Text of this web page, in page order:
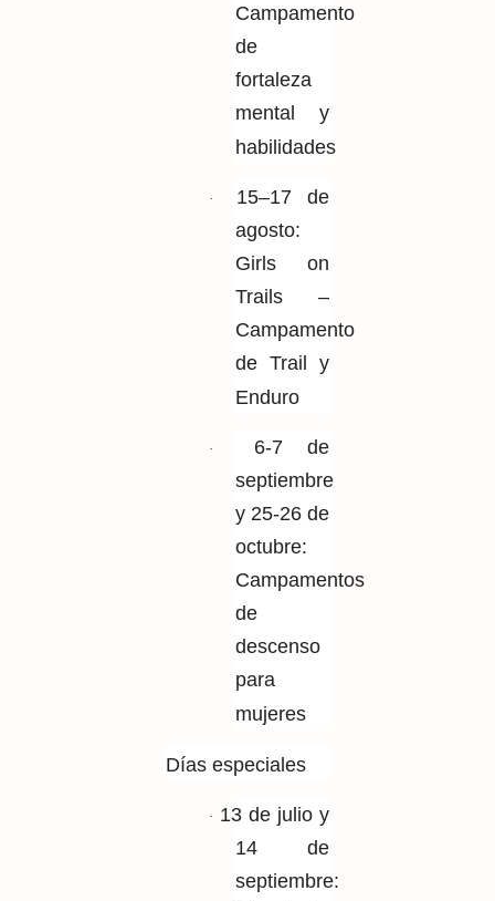
Campamento
de
fortaleza
mental y
habilidades
·
15–17 de
agosto:
Girls on
Trails –
Campamento
de Trail y
Enduro
·
6-7 de
septiembre
y 25-26 de
octubre:
Campamentos
de
descenso
para
mujeres
Días especiales
· 13 de julio y
14 de
septiembre: